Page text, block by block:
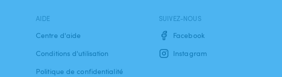
AIDE
Centre d'aide
Conditions d'utilisation
Politique de confidentialité
SUIVEZ-NOUS
Facebook
Instagram